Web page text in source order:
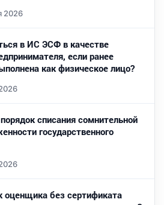
2026
в ИС ЭСФ в качестве
если ранее
как физическое лицо?
списания сомнительной
государственного
оценщика без сертификата